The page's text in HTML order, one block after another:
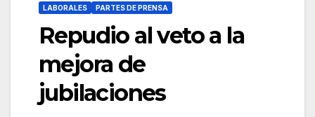
LABORALES PARTES DE PRENSA
Repudio al veto a la
mejora de
jubilaciones